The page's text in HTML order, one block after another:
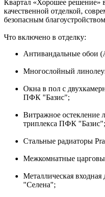
Квартал «Хорошее решение»
качественной отделкой,
безопасным
Что включено в отделку:
Антивандальные обои
Многослойный
Окна в пол с
ПФК "Базис";
Витражное остекление
триплекса ПФК "Базис";
Стальные радиаторы
Межкомнатные
Металлическая входная
"Селена";